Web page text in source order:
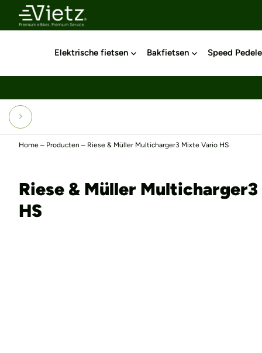
Elektrische fietsen Bakfietsen Speed
Home – Producten – Riese & Müller Multicharger3 Mixte Vario HS
Riese & Müller
HS